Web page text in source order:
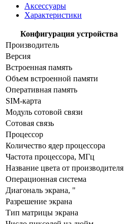
Аксессуары
Характеристики
Конфигурация устройства
Производитель
Версия
Встроенная память
Объем встроенной памяти
Оперативная память
SIM-карта
Модуль сотовой связи
Сотовая связь
Процессор
Количество ядер процессора
Частота процессора, МГц
Название цвета от производителя
Операционная система
Диагональ экрана, "
Разрешение экрана
Тип матрицы экрана